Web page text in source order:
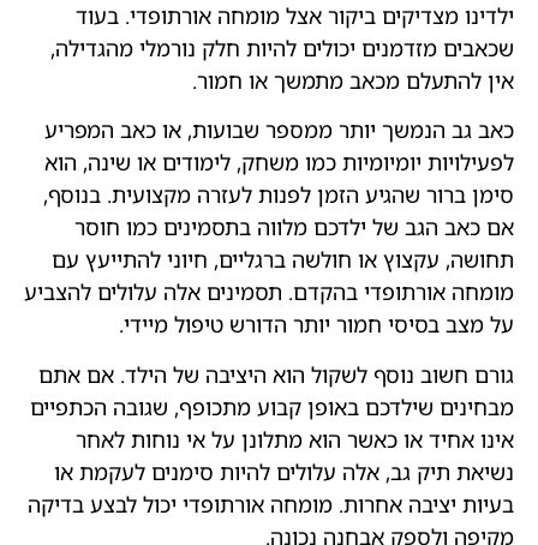
ילדינו מצדיקים ביקור אצל מומחה אורתופדי. בעוד
שכאבים מזדמנים יכולים להיות חלק נורמלי מהגדילה,
אין להתעלם מכאב מתמשך או חמור.
כאב גב הנמשך יותר ממספר שבועות, או כאב המפריע
לפעילויות יומיומיות כמו משחק, לימודים או שינה, הוא
סימן ברור שהגיע הזמן לפנות לעזרה מקצועית. בנוסף,
אם כאב הגב של ילדכם מלווה בתסמינים כמו חוסר
תחושה, עקצוץ או חולשה ברגליים, חיוני להתייעץ עם
מומחה אורתופדי בהקדם. תסמינים אלה עלולים להצביע
על מצב בסיסי חמור יותר הדורש טיפול מיידי.
גורם חשוב נוסף לשקול הוא היציבה של הילד. אם אתם
מבחינים שילדכם באופן קבוע מתכופף, שגובה הכתפיים
אינו אחיד או כאשר הוא מתלונן על אי נוחות לאחר
נשיאת תיק גב, אלה עלולים להיות סימנים לעקמת או
בעיות יציבה אחרות. מומחה אורתופדי יכול לבצע בדיקה
מקיפה ולספק אבחנה נכונה.